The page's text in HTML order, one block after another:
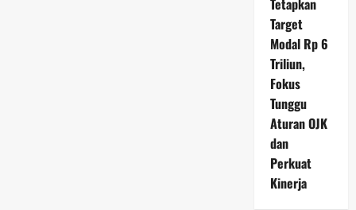
Tetapkan
Target
Modal Rp 6
Triliun,
Fokus
Tunggu
Aturan OJK
dan
Perkuat
Kinerja